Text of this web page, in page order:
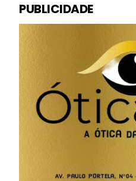
PUBLICIDADE